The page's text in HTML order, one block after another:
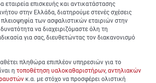
εταιρεία επισκευής και αντικατάστασης
στην Ελλάδα, διατηρούμε στενές σχέσεις
των ασφαλιστικών εταιριών στην
να διαχειριζόμαστε όλη τη
για σας, διευθετώντας τον διακανονισμό
πληθώρα επιπλέον υπηρεσιών για το
η τοποθέτηση υαλοκαθαριστήρων, αντηλιακών
κ.α. με στόχο να προσφέρει ολιστική